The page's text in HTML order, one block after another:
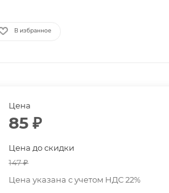
В избранное
Цена
85 ₽
Цена до скидки
147₽
Цена указана с учетом НДС 22%